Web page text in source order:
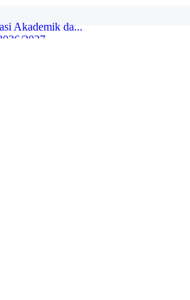
2027...
2027...
JALUR PRESTASI...
SELEKSI SESUAI PAGU SPMB J...
Akademik da...